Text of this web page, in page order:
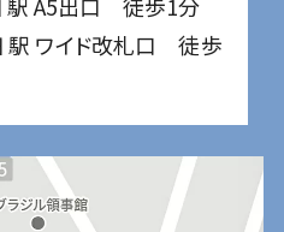
駅 ワイド改札口 徒歩